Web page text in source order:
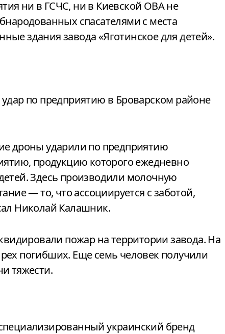
ни в ГСЧС, ни в Киевской ОВА не
спасателями с места
здания завода «Яготинское для детей».
удар по предприятию в Броварском районе
дроны ударили по предприятию
продукцию которого ежедневно
Здесь производили молочную
— то, что ассоциируется с заботой,
Николай Калашник.
пожар на территории завода. На
погибших. Еще семь человек получили
тяжести.
украинский бренд